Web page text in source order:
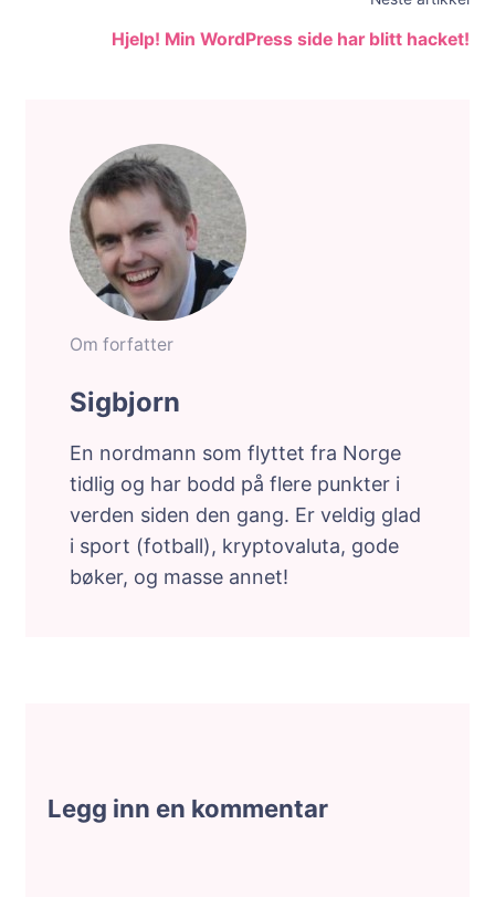
Hjelp! Min WordPress side har blitt hacket!
Om forfatter
Sigbjorn
En nordmann som flyttet fra Norge
tidlig og har bodd på flere punkter i
verden siden den gang. Er veldig glad
i sport (fotball), kryptovaluta, gode
bøker, og masse annet!
Legg inn en kommentar